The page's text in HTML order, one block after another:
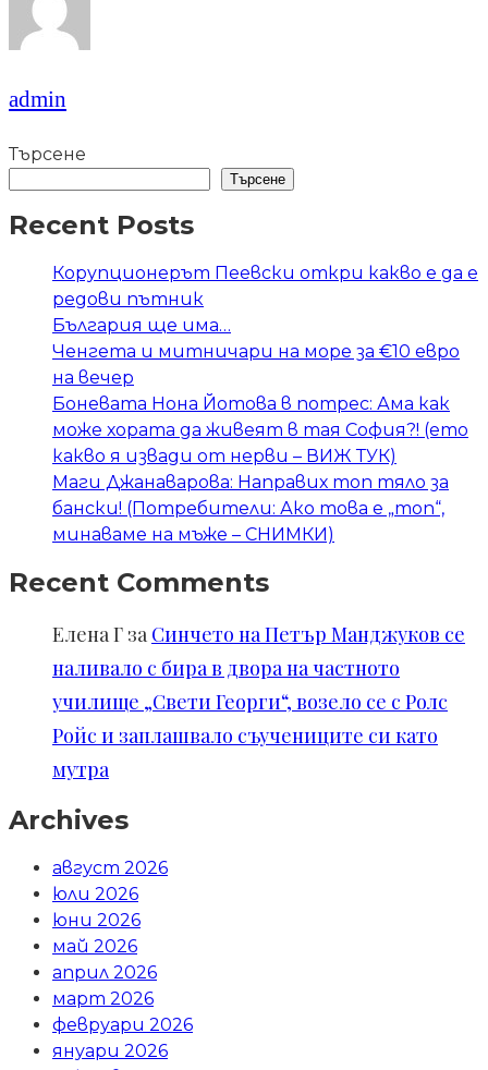
admin
Търсене
Търсене
Recent Posts
Корупционерът Пеевски откри какво е да е
редови пътник
България ще има…
Ченгета и митничари на море за €10 евро
на вечер
Боневата Нона Йотова в потрес: Ама как
може хората да живеят в тая София?! (ето
какво я извади от нерви – ВИЖ ТУК)
Маги Джанаварова: Направих топ тяло за
бански! (Потребители: Ако това е „топ“,
минаваме на мъже – СНИМКИ)
Recent Comments
Елена Г за Синчето на Петър Манджуков се
наливало с бира в двора на частното
училище „Свети Георги“, возело се с Ролс
Ройс и заплашвало съучениците си като
мутра
Archives
август 2026
юли 2026
юни 2026
май 2026
април 2026
март 2026
февруари 2026
януари 2026